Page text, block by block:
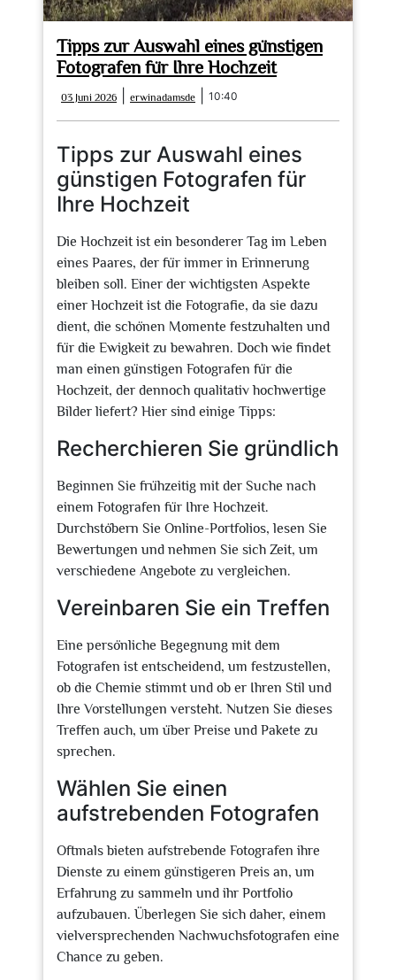
Tipps zur Auswahl eines günstigen
Fotografen für Ihre Hochzeit
03 Juni 2026
Juni
2026
erwinadamsde erwinadamsde
10:40
Tipps zur Auswahl eines
günstigen Fotografen für
Ihre Hochzeit
Die Hochzeit ist ein besonderer Tag im Leben
eines Paares, der für immer in Erinnerung
bleiben soll. Einer der wichtigsten Aspekte
einer Hochzeit ist die Fotografie, da sie dazu
dient, die schönen Momente festzuhalten und
für die Ewigkeit zu bewahren. Doch wie findet
man einen günstigen Fotografen für die
Hochzeit, der dennoch qualitativ hochwertige
Bilder liefert? Hier sind einige Tipps:
Recherchieren Sie gründlich
Beginnen Sie frühzeitig mit der Suche nach
einem Fotografen für Ihre Hochzeit.
Durchstöbern Sie Online-Portfolios, lesen Sie
Bewertungen und nehmen Sie sich Zeit, um
verschiedene Angebote zu vergleichen.
Vereinbaren Sie ein Treffen
Eine persönliche Begegnung mit dem
Fotografen ist entscheidend, um festzustellen,
ob die Chemie stimmt und ob er Ihren Stil und
Ihre Vorstellungen versteht. Nutzen Sie dieses
Treffen auch, um über Preise und Pakete zu
sprechen.
Wählen Sie einen
aufstrebenden Fotografen
Oftmals bieten aufstrebende Fotografen ihre
Dienste zu einem günstigeren Preis an, um
Erfahrung zu sammeln und ihr Portfolio
aufzubauen. Überlegen Sie sich daher, einem
vielversprechenden Nachwuchsfotografen eine
Chance zu geben.